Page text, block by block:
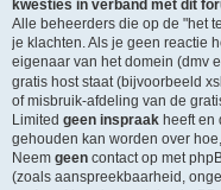
kwesties in verband met dit
Alle beheerders die op de "het
je klachten. Als je geen reactie
eigenaar van het domein (dmv
gratis host staat (bijvoorbeeld
of misbruik-afdeling van de
Limited geen inspraak heeft
gehouden kan worden over
Neem geen contact op met
(zoals aanspreekbaarheid,